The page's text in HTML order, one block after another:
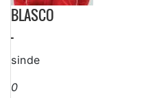
BLASCO
-
sinde
0